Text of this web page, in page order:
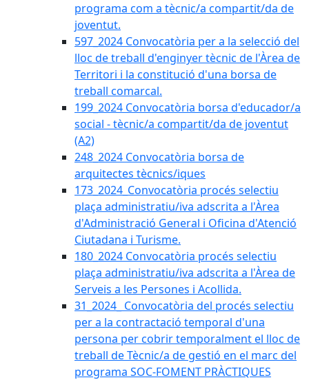
programa com a tècnic/a compartit/da de
joventut.
597_2024 Convocatòria per a la selecció del
lloc de treball d'enginyer tècnic de l'Àrea de
Territori i la constitució d'una borsa de
treball comarcal.
199_2024 Convocatòria borsa d'educador/a
social - tècnic/a compartit/da de joventut
(A2)
248_2024 Convocatòria borsa de
arquitectes tècnics/iques
173_2024_Convocatòria procés selectiu
plaça administratiu/iva adscrita a l'Àrea
d'Administració General i Oficina d'Atenció
Ciutadana i Turisme.
180_2024 Convocatòria procés selectiu
plaça administratiu/iva adscrita a l'Àrea de
Serveis a les Persones i Acollida.
31_2024_ Convocatòria del procés selectiu
per a la contractació temporal d'una
persona per cobrir temporalment el lloc de
treball de Tècnic/a de gestió en el marc del
programa SOC-FOMENT PRÀCTIQUES